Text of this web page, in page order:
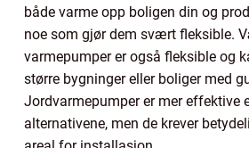
både varme opp boligen din og
noe som gjør dem svært fleksible.
varmepumper er også fleksible og
større bygninger eller boliger med
Jordvarmepumper er mer effektive
alternativene, men de krever